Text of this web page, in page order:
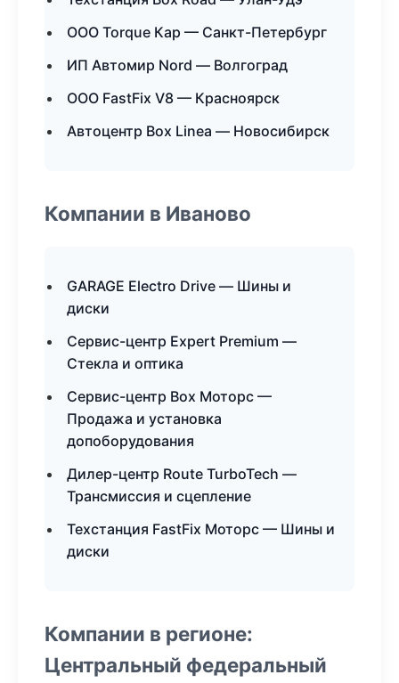
ООО Torque Кар — Санкт-Петербург
ИП Автомир Nord — Волгоград
ООО FastFix V8 — Красноярск
Автоцентр Box Linea — Новосибирск
Компании в Иваново
GARAGE Electro Drive — Шины и
диски
Сервис-центр Expert Premium —
Стекла и оптика
Сервис-центр Box Моторс —
Продажа и установка
допоборудования
Дилер-центр Route TurboTech —
Трансмиссия и сцепление
Техстанция FastFix Моторс — Шины и
диски
Компании в регионе:
Центральный федеральный